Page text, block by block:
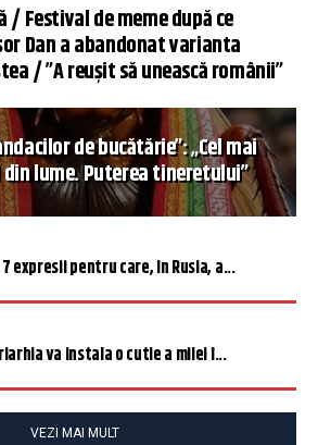
/ Festival de meme după ce
Dan a abandonat varianta
/ ”A reușit să unească românii”
de bucătărie”: „Cel mai
lume. Puterea tineretului”
expresii pentru care, în Rusia, a...
va instala o cutie a milei î...
VEZI MAI MULT